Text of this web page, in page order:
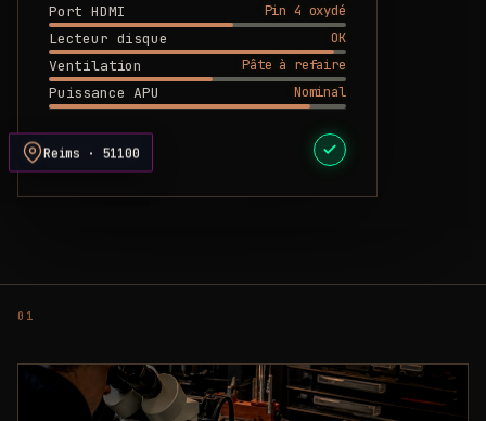
Port HDMI
Pin 4 oxydé
Lecteur disque
OK
Ventilation
Pâte à refaire
Puissance APU
Nominal
DEVIS PRÊT
Reims · 51100